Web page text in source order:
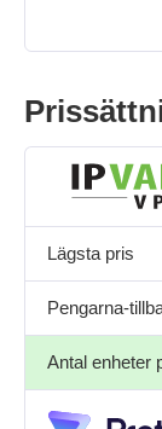
Lägsta pris
Pengarna-
Antal enheter